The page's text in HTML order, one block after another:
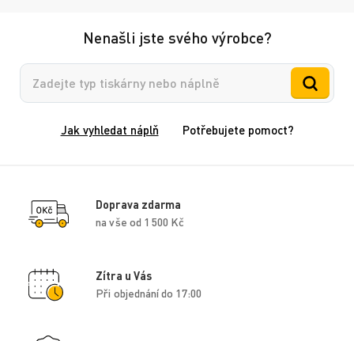
Nenašli jste svého výrobce?
Vyhledávání
Jak vyhledat náplň Potřebujete pomoct?
Doprava zdarma
na vše od 1 500 Kč
Zítra u Vás
Při objednání do 17:00